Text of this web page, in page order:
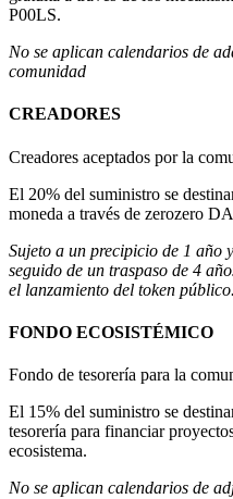
P00LS.
No se aplican calendarios de
comunidad
CREADORES
Creadores aceptados por la
El 20% del suministro se
moneda a través de zerozero
Sujeto a un precipicio de 1 año
seguido de un traspaso de 4
el lanzamiento del token público.
FONDO ECOSISTÉMICO
Fondo de tesorería para la
El 15% del suministro se
tesorería para financiar
ecosistema.
No se aplican calendarios de